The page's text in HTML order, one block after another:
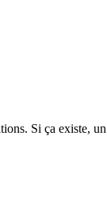
Si ça existe,